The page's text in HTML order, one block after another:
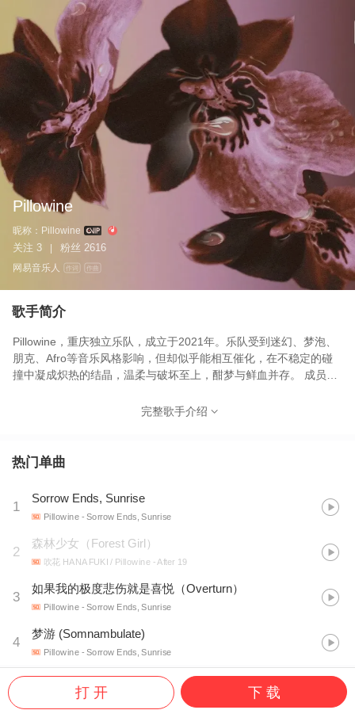
Pillowine
昵称： Pillowine
关注 3 粉丝 2616
网易音乐人 作词 作曲
歌手简介
Pillowine，重庆独立乐队，成立于2021年。乐队受到迷幻、梦泡、
朋克、Afro等音乐风格影响，但却似乎能相互催化，在不稳定的碰
撞中凝成炽热的结晶，温柔与破坏至上，酣梦与鲜血并存。 成员：
（drums）。 与我们联系：yehuhu17
完整歌手介绍
热门单曲
1
Sorrow Ends, Sunrise
Pillowine - Sorrow Ends, Sunrise
2
森林少女（Forest Girl）
吹花 HANA FUKI / Pillowine - After 19
3
如果我的极度悲伤就是喜悦（Overturn）
Pillowine - Sorrow Ends, Sunrise
4
梦游 (Somnambulate)
Pillowine - Sorrow Ends, Sunrise
打 开 下 载